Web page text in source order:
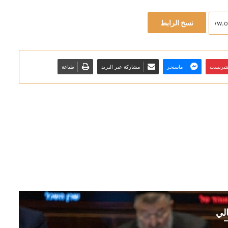
نسخ الرابط
ماسنجر مشاركة عبر البريد طباعة